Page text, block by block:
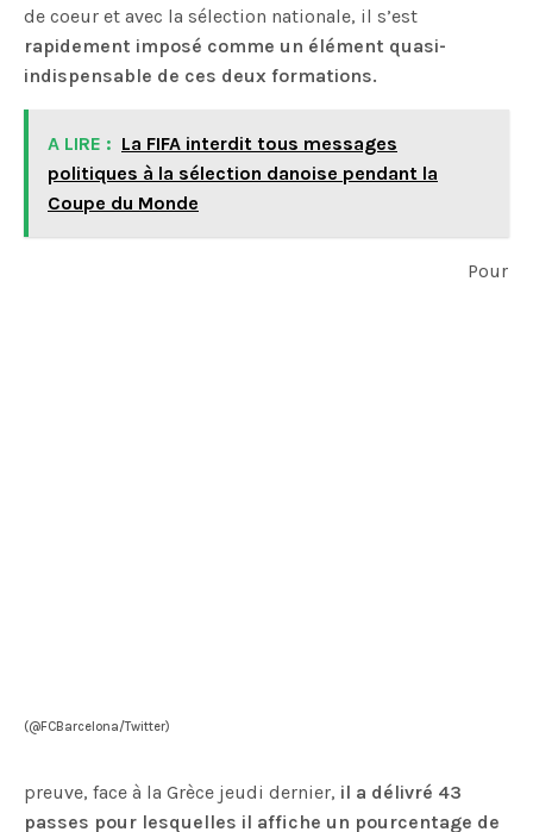
de coeur et avec la sélection nationale, il s’est
rapidement imposé comme un élément quasi-
indispensable de ces deux formations.
A LIRE : La FIFA interdit tous messages
politiques à la sélection danoise pendant la
Coupe du Monde
(@FCBarcelona/Twitter)
Pour
preuve, face à la Grèce jeudi dernier, il a délivré 43
passes pour lesquelles il affiche un pourcentage de